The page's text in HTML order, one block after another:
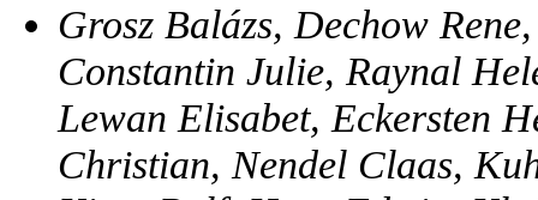
Grosz Balázs, Dechow
Constantin Julie, Raynal
Lewan Elisabet, Eckersten
Christian, Nendel Claas,